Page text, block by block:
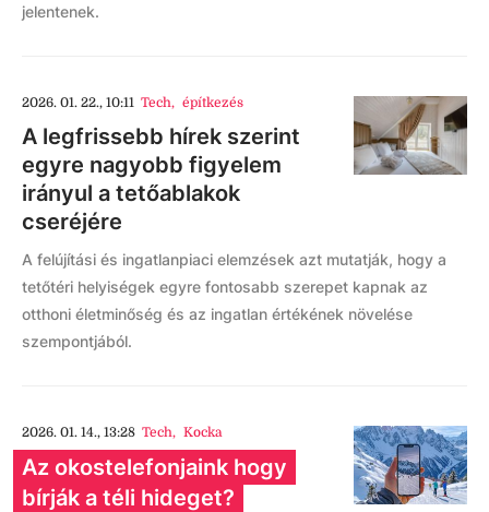
jelentenek.
2026. 01. 22., 10:11 Tech, építkezés
A legfrissebb hírek szerint
egyre nagyobb figyelem
irányul a tetőablakok
cseréjére
A felújítási és ingatlanpiaci elemzések azt mutatják, hogy a
tetőtéri helyiségek egyre fontosabb szerepet kapnak az
otthoni életminőség és az ingatlan értékének növelése
szempontjából.
2026. 01. 14., 13:28 Tech, Kocka
Az okostelefonjaink hogy
bírják a téli hideget?